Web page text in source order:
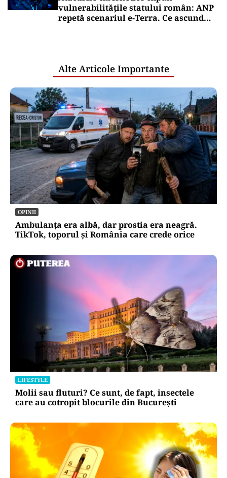
vulnerabilitățile statului român: ANP
repetă scenariul e‑Terra. Ce ascund
Alte Articole Importante
OPINII
Ambulanța era albă, dar prostia era neagră.
TikTok, toporul și România care crede orice
LIFESTYLE
Molii sau fluturi? Ce sunt, de fapt, insectele
care au cotropit blocurile din București